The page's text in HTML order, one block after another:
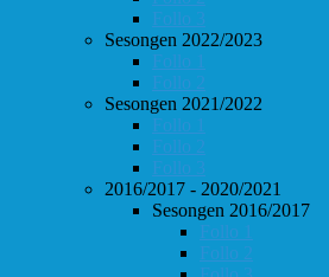
Follo 3
Sesongen 2022/2023
Follo 1
Follo 2
Sesongen 2021/2022
Follo 1
Follo 2
Follo 3
2016/2017 - 2020/2021
Sesongen 2016/2017
Follo 1
Follo 2